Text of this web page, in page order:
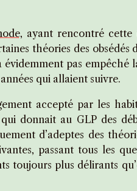
, ayant rencontré
théories des obsédés
évidemment pas empêché
qui allaient suivre.
accepté par les
donnait au GLP des
d’adeptes des
passant tous les
toujours plus délirants